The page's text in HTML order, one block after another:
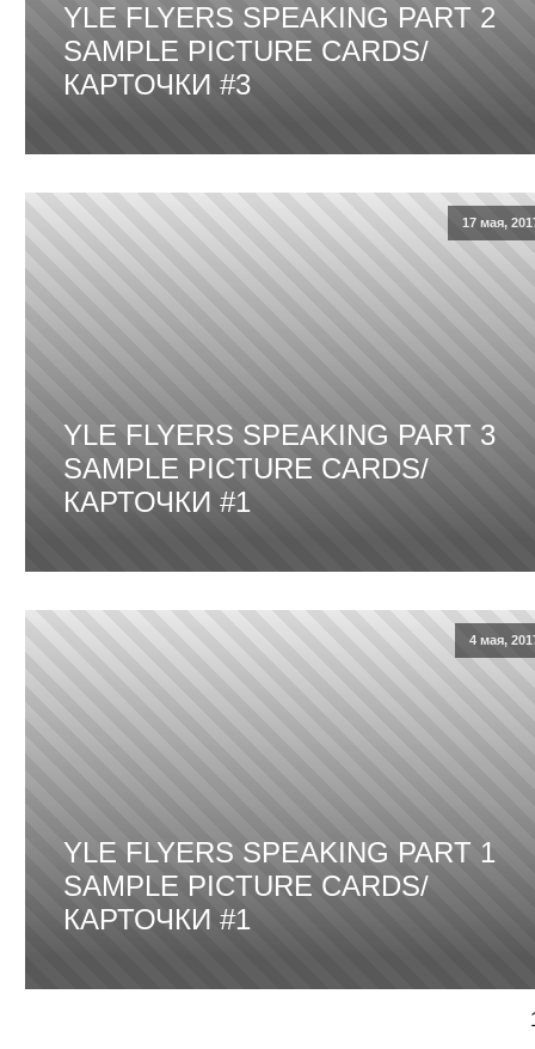
YLE FLYERS SPEAKING PART 2
SAMPLE PICTURE CARDS/
КАРТОЧКИ #3
17 мая,
YLE FLYERS SPEAKING PART 3
SAMPLE PICTURE CARDS/
КАРТОЧКИ #1
4 мая,
YLE FLYERS SPEAKING PART 1
SAMPLE PICTURE CARDS/
КАРТОЧКИ #1